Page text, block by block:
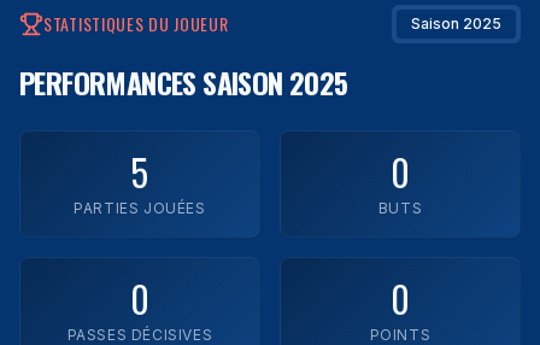
Impact Laval
Legends FC
Rush FC
STATISTIQUES DU JOUEUR Saison 2025
PERFORMANCESSAISON 2025
5
PARTIES JOUÉES
0
BUTS
0
PASSES DÉCISIVES
0
POINTS